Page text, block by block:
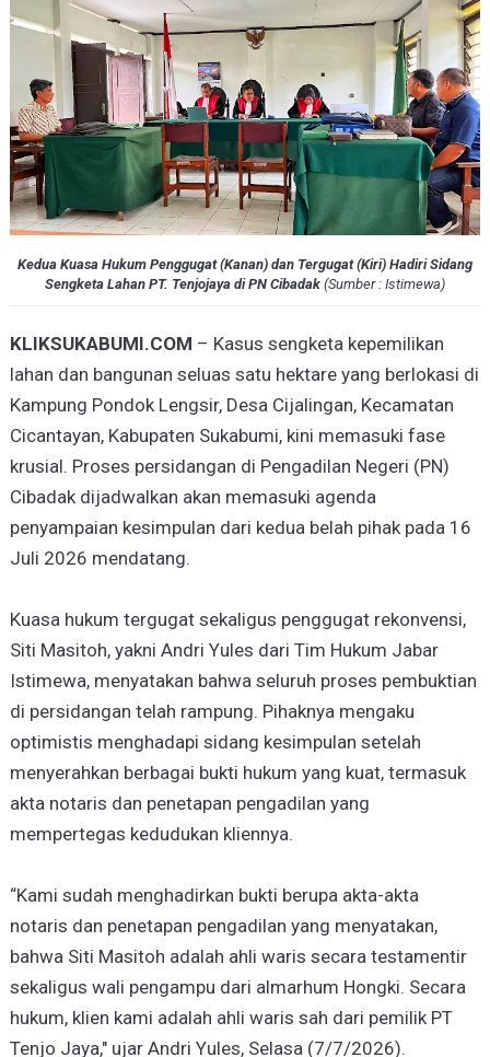
Kedua Kuasa Hukum Penggugat (Kanan) dan Tergugat (Kiri) Hadiri Sidang
Sengketa Lahan PT. Tenjojaya di PN Cibadak(Sumber : Istimewa)
KLIKSUKABUMI.COM – Kasus sengketa kepemilikan
lahan dan bangunan seluas satu hektare yang berlokasi di
Kampung Pondok Lengsir, Desa Cijalingan, Kecamatan
Cicantayan, Kabupaten Sukabumi, kini memasuki fase
krusial. Proses persidangan di Pengadilan Negeri (PN)
Cibadak dijadwalkan akan memasuki agenda
penyampaian kesimpulan dari kedua belah pihak pada 16
Juli 2026 mendatang.
Kuasa hukum tergugat sekaligus penggugat rekonvensi,
Siti Masitoh, yakni Andri Yules dari Tim Hukum Jabar
Istimewa, menyatakan bahwa seluruh proses pembuktian
di persidangan telah rampung. Pihaknya mengaku
optimistis menghadapi sidang kesimpulan setelah
menyerahkan berbagai bukti hukum yang kuat, termasuk
akta notaris dan penetapan pengadilan yang
mempertegas kedudukan kliennya.
“Kami sudah menghadirkan bukti berupa akta-akta
notaris dan penetapan pengadilan yang menyatakan,
bahwa Siti Masitoh adalah ahli waris secara testamentir
sekaligus wali pengampu dari almarhum Hongki. Secara
hukum, klien kami adalah ahli waris sah dari pemilik PT
Tenjo Jaya," ujar Andri Yules, Selasa (7/7/2026).